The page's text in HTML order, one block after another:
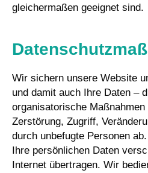
gleichermaßen geeignet sind.
Wir sichern unsere Website
und damit auch Ihre Daten –
organisatorische Maßnahmen
Zerstörung, Zugriff,
durch unbefugte Per­sonen
Ihre persönlichen Daten
Internet übertragen. Wir